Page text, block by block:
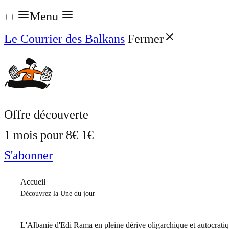
Aller
au
contenu
Menu
Le Courrier des Balkans Fermer
Offre découverte
1 mois pour 8€ 1€
S'abonner
Accueil
Découvrez la Une du jour
L'Albanie d'Edi Rama en pleine dérive oligarchique et